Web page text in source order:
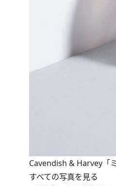
Cavendish & Harvey「
すべての写真を見る